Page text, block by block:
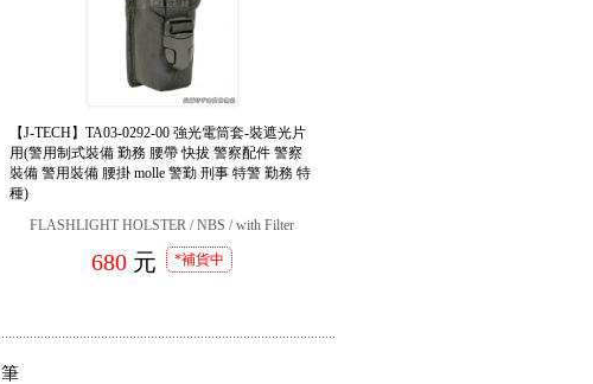
【J-TECH】TA03-0292-00 強光電筒套-裝遮光片
用(警用制式裝備 勤務 腰帶 快拔 警察配件 警察
裝備 警用裝備 腰掛 molle 警勤 刑事 特警 勤務 特
種)
FLASHLIGHT HOLSTER / NBS / with Filter
680 元 *補貨中
筆